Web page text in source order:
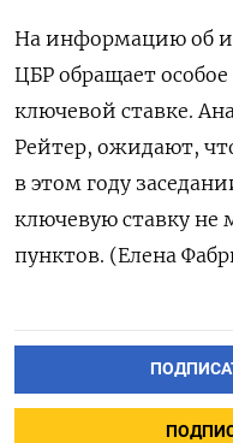
На информацию об
ЦБР обращает
ключевой ставке.
Рейтер, ожидают,
в этом году
ключевую ставку не
пунктов. (Елена